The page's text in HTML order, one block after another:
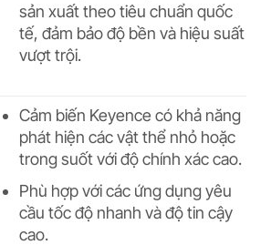
sản xuất theo tiêu chuẩn quốc
tế, đảm bảo độ bền và hiệu suất
vượt trội.
Cảm biến Keyence có khả năng
phát hiện các vật thể nhỏ hoặc
trong suốt với độ chính xác cao.
Phù hợp với các ứng dụng yêu
cầu tốc độ nhanh và độ tin cậy
cao.